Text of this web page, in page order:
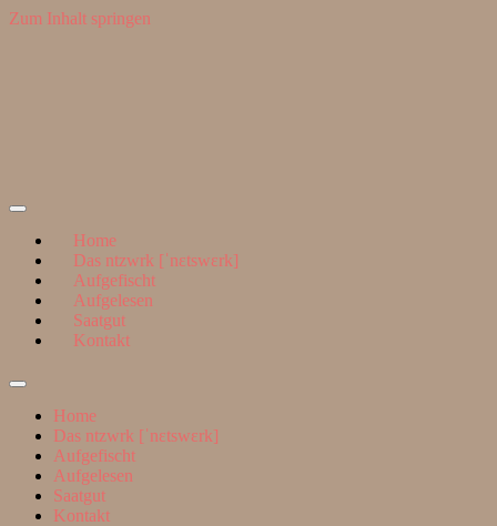
Zum Inhalt springen
Home
Das ntzwrk [ˈnɛtswɛrk]
Aufgefischt
Aufgelesen
Saatgut
Kontakt
Suchfeld
ein-/ausblenden
Home
Das ntzwrk [ˈnɛtswɛrk]
Aufgefischt
Aufgelesen
Saatgut
Kontakt